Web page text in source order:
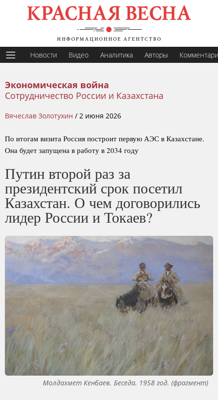
Новости Видео Аналитика Авторы
Экономическая война
Сотрудничество России и Казахстана
Вячеслав Золотухин / 2 июня 2026
По итогам визита Россия построит первую АЭС в Казахстане.
Она будет запущена в работу в 2034 году
Путин второй раз за
президентский срок посетил
Казахстан. О чем договорились
лидер России и Токаев?
Молдахмет Кенбаев. Беседа. 1958 год. (фрагмент)